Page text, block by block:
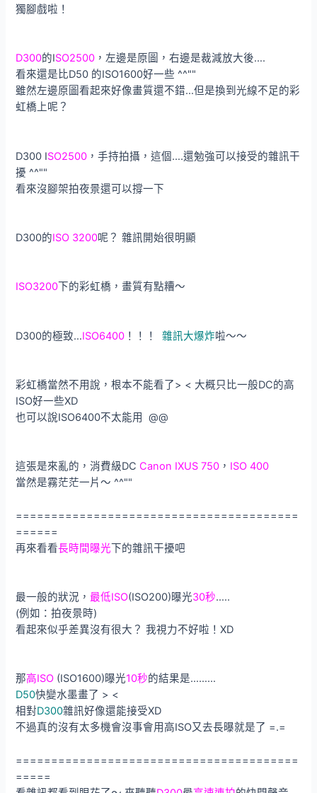
獨腳戲啦！
D300的ISO2500 ，左邊是原圖，右邊是裁減放大後….
看來還是比D50 的ISO1600好一些 ^^""
雖然左邊原圖看起來好像畫質還不錯…但是換到光線不足的彩
虹橋上呢？
D300 ISO2500 ，手持拍攝，這個….還勉強可以接受的雜訊干
擾 ^^""
看來沒腳架拍夜景還可以撐一下
D300的ISO 3200呢？ 雜訊開始很明顯
ISO3200下的彩虹橋，畫質有點糟～
D300的極致…ISO6400 ！！！雜訊大爆炸啦～～
彩虹橋當然不用說，根本不能看了> < 大概只比一般DC的高
ISO好一些XD
也可以說ISO6400不太能用 @@
這張是來亂的，消費級DCCanon IXUS 750 ， ISO 400
當然是霧茫茫一片～ ^^""
========================================
======
再來看看長時間曝光下的雜訊干擾吧
最一般的狀況，最低ISO(ISO200)曝光30秒…..
(例如：拍夜景時)
看起來似乎差異沒有很大？ 我視力不好啦！XD
那高ISO (ISO1600)曝光10秒的結果是………
D50快變水墨畫了 > <
相對D300雜訊好像還能接受XD
不過真的沒有太多機會沒事會用高ISO又去長曝就是了 =.=
========================================
=====